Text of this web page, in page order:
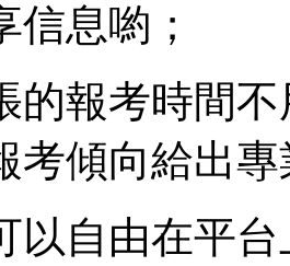
信息喲；
的報考時間
考傾向給出
以自由在平